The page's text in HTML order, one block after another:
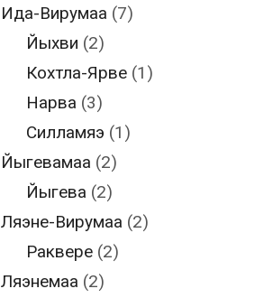
Ида-Вирумаа (7)
Йыхви (2)
Кохтла-Ярве (1)
Нарва (3)
Силламяэ (1)
Йыгевамаа (2)
Йыгева (2)
Ляэне-Вирумаа (2)
Раквере (2)
Ляэнемаа (2)